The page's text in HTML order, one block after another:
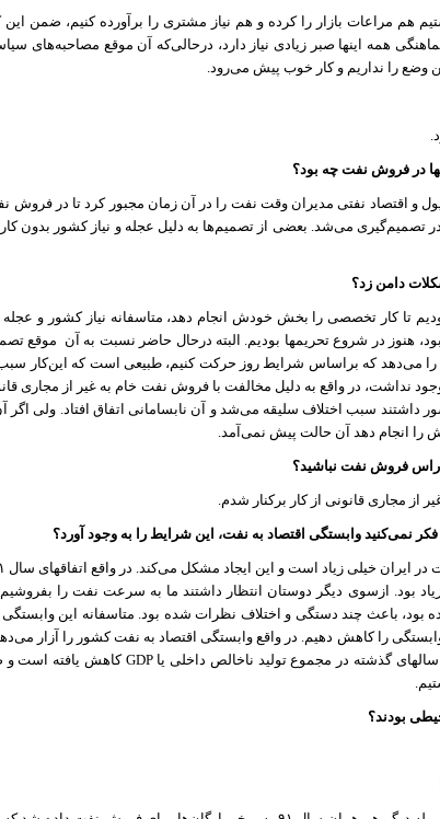
هم مراعات بازار را کرده و هم نیاز مشتری را برآورده کنیم، ضمن این
همه اینها صبر زیادی نیاز دارد، درحالی‌که آن موقع مصاحبه‌های
وضع را نداریم و کار خوب پیش می‌رود.
در فروش نفت چه بود؟
و اقتصاد نفتی مدیران وقت نفت را در آن زمان مجبور کرد تا در فروش
تصمیم‌گیری می‌شد. بعضی از تصمیم‌ها به دلیل عجله و نیاز کشور بدون
دامن زد؟
تا کار تخصصی را بخش خودش انجام دهد، متاسفانه نیاز کشور و
هنوز در شروع تحریمها بودیم. البته درحال حاضر نسبت به آن موقع
را می‌دهد که براساس شرایط روز حرکت کنیم، طبیعی است که این‌کار
نداشت، در واقع به دلیل مخالفت با فروش نفت خام به غیر از مجاری
داشتند سبب اختلاف سلیقه می‌شد و آن نابسامانی اتفاق افتاد. ولی اگر
را انجام دهد آن حالت پیش نمی‌آمد.
از مجاری قانونی از کار برکنار شدم.
نمی‌کنید وابستگی اقتصاد به نفت، این شرایط را به وجود آورد؟
بود. ازسوی دیگر دوستان انتظار داشتند ما به سرعت نفت را بفروشیم
باعث چند دستگی و اختلاف نظرات شده بود. متاسفانه این وابستگی
را کاهش دهیم. در واقع وابستگی اقتصاد به نفت کشور را آزار
گذشته در مجموع تولید ناخالص داخلی یاGDP کاهش یافته است و
بودند؟